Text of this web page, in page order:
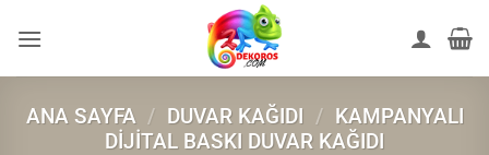
atla
ANA SAYFA / DUVAR KAĞIDI / KAMPANYALI
DIJITAL BASKI DUVAR KAĞIDI